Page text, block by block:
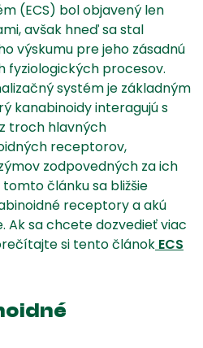
(ECS) bol objavený len
avšak hneď sa stal
výskumu pre jeho zásadnú
fyziologických procesov.
systém je základným
kanabinoidy interagujú s
troch hlavných
receptorov,
zodpovedných za ich
článku sa bližšie
receptory a akú
Ak sa chcete dozvedieť viac
si tento článok ECS